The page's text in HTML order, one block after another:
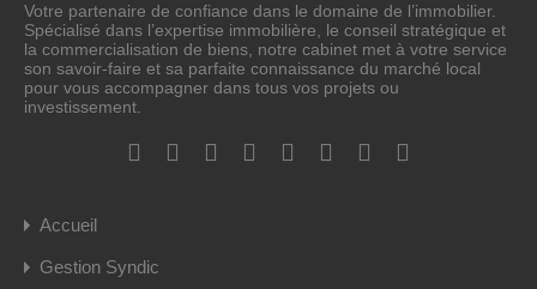
Votre partenaire de confiance dans le domaine de l’immobilier.
Spécialisé dans l’expertise immobilière, le conseil stratégique et
la commercialisation de biens, notre cabinet met à votre service
son savoir-faire et sa parfaite connaissance du marché local
pour vous accompagner dans tous vos projets ou
investissement.
Accueil
Gestion Syndic